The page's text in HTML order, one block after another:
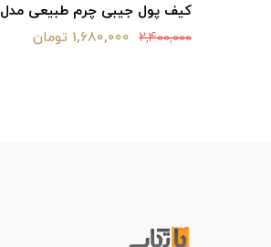
کیف پول جیبی چرم طبیعی مدل lp36
2,400,000 1,680,000 تومان